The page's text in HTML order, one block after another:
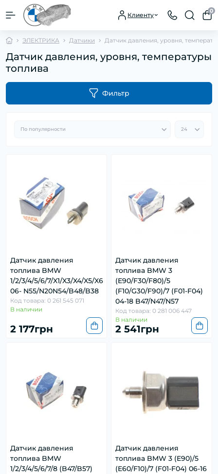
Клиенту
0
ЭЛЕКТРИКА Датчики Датчик давления, уровня,
Датчик давления, уровня, температуры
топлива
Фильтр
Датчик давления
топлива BMW
1/2/3/4/5/6/7/X1/X3/X4/X5/X6
06- N55/N20N54/B48/B38
Код товара: 0 261 545 071
В наличии
2 177грн
Датчик давления
топлива BMW 3
(E90/F30/F80)/5
(F10/G30/F90)/7 (F01-F04)
04-18 B47/N47/N57
Код товара: 0 281 006 447
В наличии
2 541грн
Датчик давления
топлива BMW
1/2/3/4/5/6/7/8 (B47/B57)
Датчик давления
топлива BMW 3 (E90)/5
(E60/F10)/7 (F01-F04) 06-16